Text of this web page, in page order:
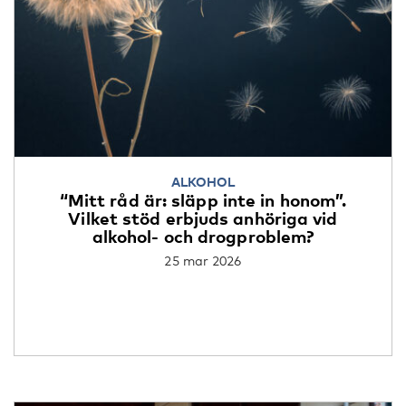
ALKOHOL
“Mitt råd är: släpp inte in honom”.
Vilket stöd erbjuds anhöriga vid
alkohol- och drogproblem?
25 mar 2026